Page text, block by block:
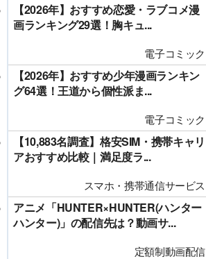
【2026年】おすすめ恋愛・ラブコメ漫
画ランキング29選！胸キュ...
電子コミック
【2026年】おすすめ少年漫画ランキン
グ64選！王道から個性派ま...
電子コミック
【10,883名調査】格安SIM・携帯キャリ
アおすすめ比較｜満足度ラ...
スマホ・携帯通信サービス
アニメ「HUNTER×HUNTER(ハンター
ハンター)」の配信先は？動画サ...
定額制動画配信